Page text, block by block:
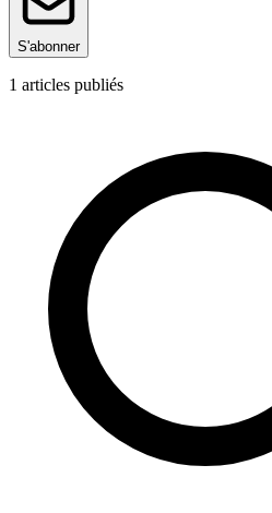
S'abonner
1 articles publiés